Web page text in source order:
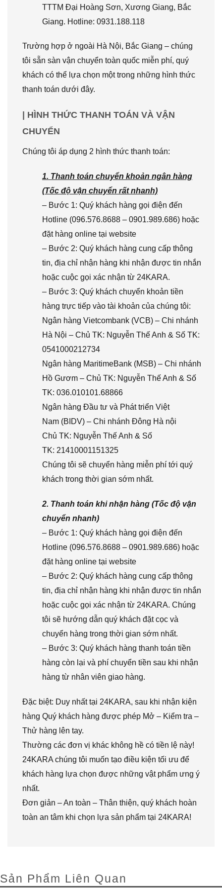
TTTM Đại Hoàng Sơn, Xương Giang, Bắc
Giang. Hotline: 0931.188.118
Trường hợp ở ngoài Hà Nội, Bắc Giang – chúng
tôi sẵn sàn vận chuyển toàn quốc miễn phí, quý
khách có thể lựa chọn một trong những hình thức
thanh toán dưới đây.
| HÌNH THỨC THANH TOÁN VÀ VẬN
CHUYỂN
Chúng tôi áp dụng 2 hình thức thanh toán:
1. Thanh toán chuyển khoản ngân hàng
(Tốc độ vận chuyển rất nhanh)
– Bước 1: Quý khách hàng gọi điện đến
Hotline (096.576.8688 – 0901.989.686) hoặc
đặt hàng online tại website
– Bước 2: Quý khách hàng cung cấp thông
tin, địa chỉ nhận hàng khi nhận được tin nhắn
hoặc cuộc gọi xác nhận từ 24KARA.
– Bước 3: Quý khách chuyển khoản tiền
hàng trực tiếp vào tài khoản của chúng tôi:
Ngân hàng Vietcombank (VCB) – Chi nhánh
Hà Nội – Chủ TK: Nguyễn Thế Anh & Số TK:
0541000212734
Ngân hàng MaritimeBank (MSB) – Chi nhánh
Hồ Gươm – Chủ TK: Nguyễn Thế Anh & Số
TK: 036.010101.68866
Ngân hàng Đầu tư và Phát triển Việt
Nam (BIDV) – Chi nhánh Đông Hà nội
Chủ TK: Nguyễn Thế Anh & Số
TK: 21410001151325
Chúng tôi sẽ chuyển hàng miễn phí tới quý
khách trong thời gian sớm nhất.
2. Thanh toán khi nhận hàng (Tốc độ vận
chuyển nhanh)
– Bước 1: Quý khách hàng gọi điện đến
Hotline (096.576.8688 – 0901.989.686) hoặc
đặt hàng online tại website
– Bước 2: Quý khách hàng cung cấp thông
tin, địa chỉ nhận hàng khi nhận được tin nhắn
hoặc cuộc gọi xác nhận từ 24KARA. Chúng
tôi sẽ hướng dẫn quý khách đặt cọc và
chuyển hàng trong thời gian sớm nhất.
– Bước 3: Quý khách hàng thanh toán tiền
hàng còn lại và phí chuyển tiền sau khi nhận
hàng từ nhân viên giao hàng.
Đặc biệt: Duy nhất tại 24KARA, sau khi nhận kiện
hàng Quý khách hàng được phép Mở – Kiểm tra –
Thử hàng lên tay.
Thường các đơn vị khác không hề có tiền lệ này!
24KARA chúng tôi muốn tạo điều kiện tối ưu để
khách hàng lựa chọn được những vật phẩm ưng ý
nhất.
Đơn giản – An toàn – Thân thiện, quý khách hoàn
toàn an tâm khi chọn lựa sản phẩm tại 24KARA!
Sản Phẩm Liên Quan